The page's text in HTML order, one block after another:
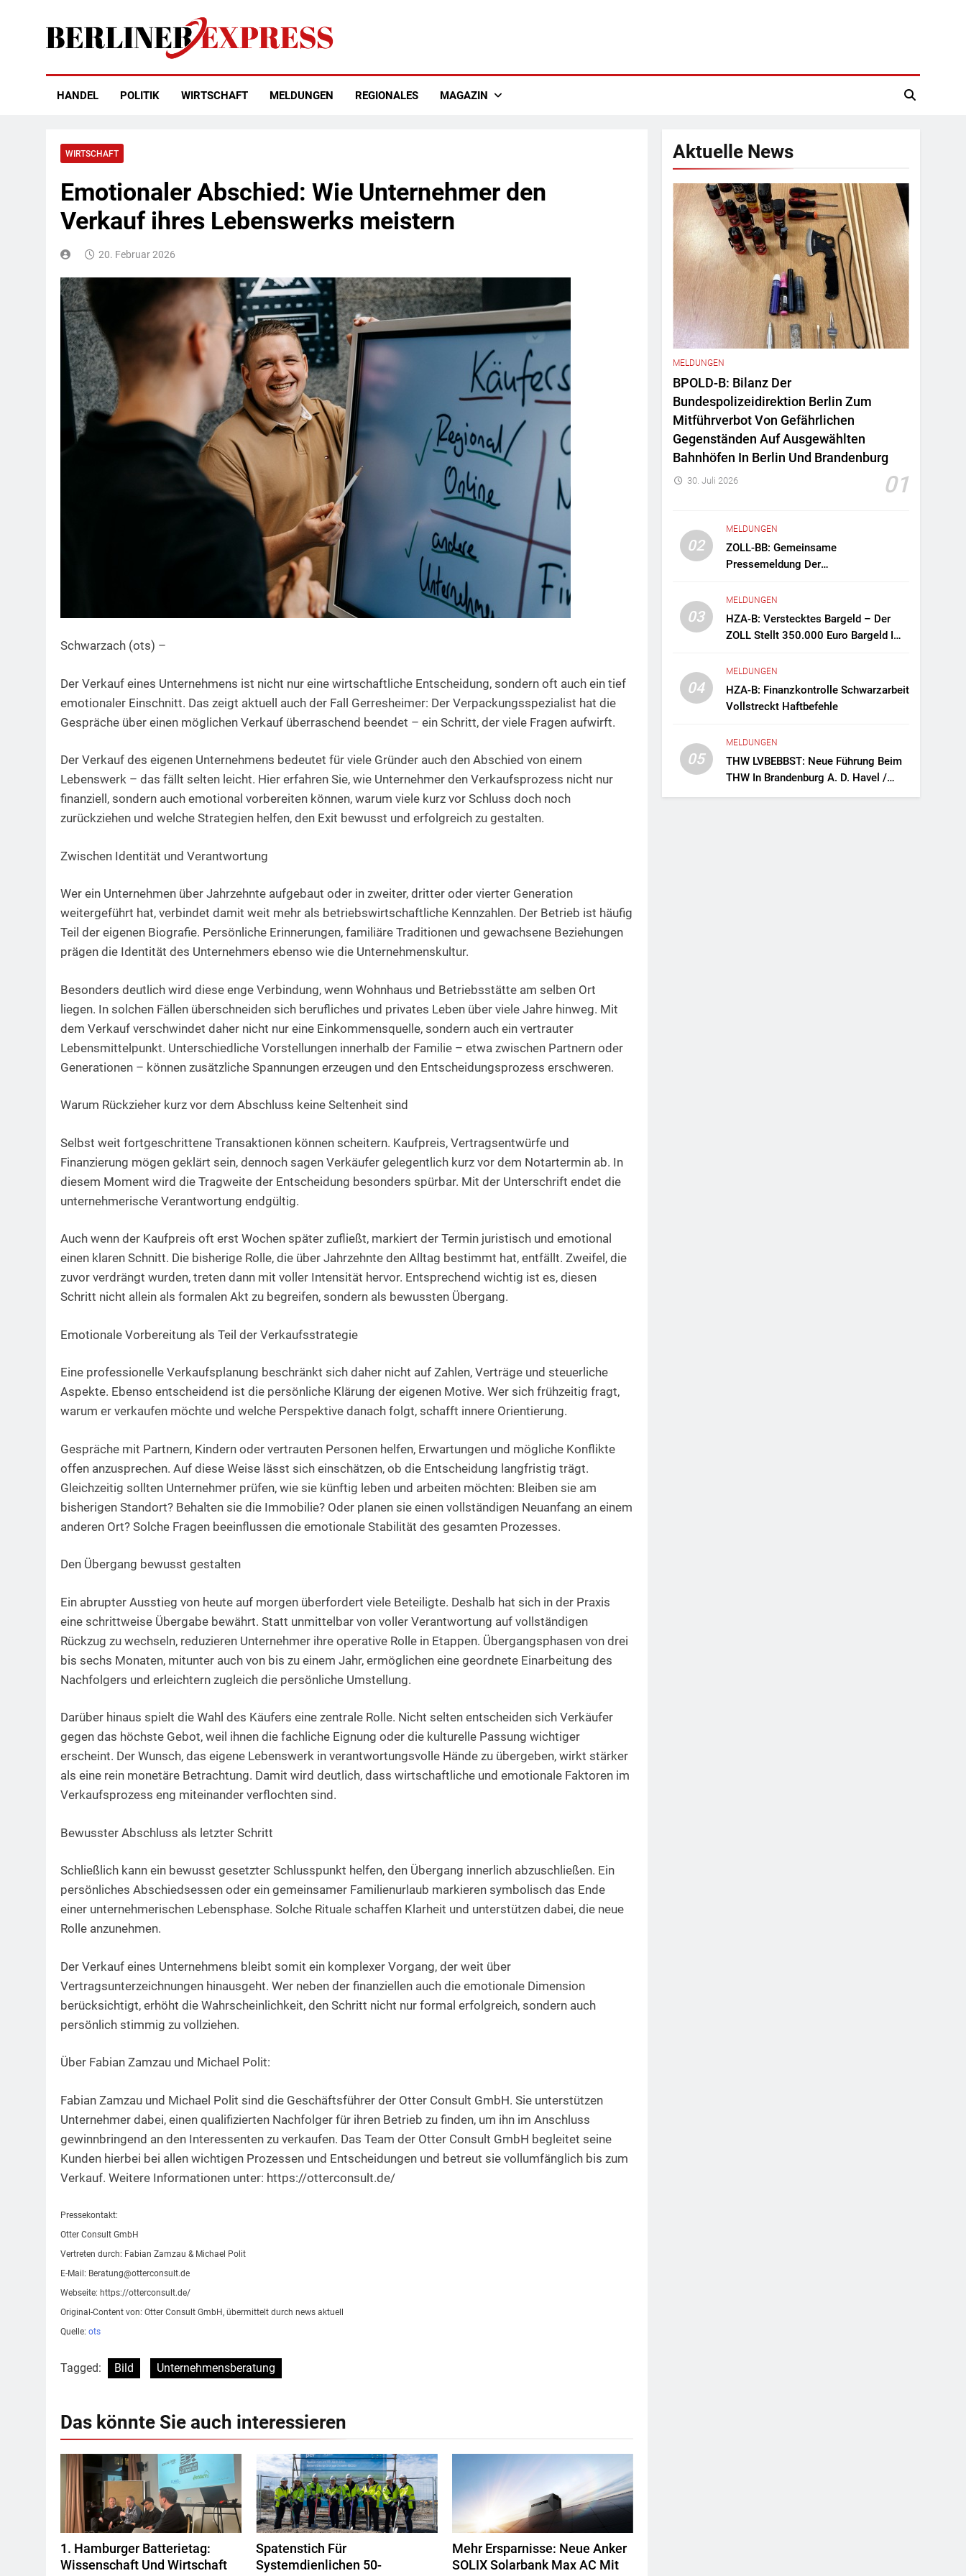
Berliner Express
HANDEL POLITIK WIRTSCHAFT MELDUNGEN REGIONALES MAGAZIN
WIRTSCHAFT
Emotionaler Abschied: Wie Unternehmer den
Verkauf ihres Lebenswerks meistern
20. Februar 2026
Schwarzach (ots) –
Der Verkauf eines Unternehmens ist nicht nur eine wirtschaftliche Entscheidung, sondern oft auch ein tief
emotionaler Einschnitt. Das zeigt aktuell auch der Fall Gerresheimer: Der Verpackungsspezialist hat die
Gespräche über einen möglichen Verkauf überraschend beendet – ein Schritt, der viele Fragen aufwirft.
Der Verkauf des eigenen Unternehmens bedeutet für viele Gründer auch den Abschied von einem
Lebenswerk – das fällt selten leicht. Hier erfahren Sie, wie Unternehmer den Verkaufsprozess nicht nur
finanziell, sondern auch emotional vorbereiten können, warum viele kurz vor Schluss doch noch
zurückziehen und welche Strategien helfen, den Exit bewusst und erfolgreich zu gestalten.
Zwischen Identität und Verantwortung
Wer ein Unternehmen über Jahrzehnte aufgebaut oder in zweiter, dritter oder vierter Generation
weitergeführt hat, verbindet damit weit mehr als betriebswirtschaftliche Kennzahlen. Der Betrieb ist häufig
Teil der eigenen Biografie. Persönliche Erinnerungen, familiäre Traditionen und gewachsene Beziehungen
prägen die Identität des Unternehmers ebenso wie die Unternehmenskultur.
Besonders deutlich wird diese enge Verbindung, wenn Wohnhaus und Betriebsstätte am selben Ort
liegen. In solchen Fällen überschneiden sich berufliches und privates Leben über viele Jahre hinweg. Mit
dem Verkauf verschwindet daher nicht nur eine Einkommensquelle, sondern auch ein vertrauter
Lebensmittelpunkt. Unterschiedliche Vorstellungen innerhalb der Familie – etwa zwischen Partnern oder
Generationen – können zusätzliche Spannungen erzeugen und den Entscheidungsprozess erschweren.
Warum Rückzieher kurz vor dem Abschluss keine Seltenheit sind
Selbst weit fortgeschrittene Transaktionen können scheitern. Kaufpreis, Vertragsentwürfe und
Finanzierung mögen geklärt sein, dennoch sagen Verkäufer gelegentlich kurz vor dem Notartermin ab. In
diesem Moment wird die Tragweite der Entscheidung besonders spürbar. Mit der Unterschrift endet die
unternehmerische Verantwortung endgültig.
Auch wenn der Kaufpreis oft erst Wochen später zufließt, markiert der Termin juristisch und emotional
einen klaren Schnitt. Die bisherige Rolle, die über Jahrzehnte den Alltag bestimmt hat, entfällt. Zweifel, die
zuvor verdrängt wurden, treten dann mit voller Intensität hervor. Entsprechend wichtig ist es, diesen
Schritt nicht allein als formalen Akt zu begreifen, sondern als bewussten Übergang.
Emotionale Vorbereitung als Teil der Verkaufsstrategie
Eine professionelle Verkaufsplanung beschränkt sich daher nicht auf Zahlen, Verträge und steuerliche
Aspekte. Ebenso entscheidend ist die persönliche Klärung der eigenen Motive. Wer sich frühzeitig fragt,
warum er verkaufen möchte und welche Perspektive danach folgt, schafft innere Orientierung.
Gespräche mit Partnern, Kindern oder vertrauten Personen helfen, Erwartungen und mögliche Konflikte
offen anzusprechen. Auf diese Weise lässt sich einschätzen, ob die Entscheidung langfristig trägt.
Gleichzeitig sollten Unternehmer prüfen, wie sie künftig leben und arbeiten möchten: Bleiben sie am
bisherigen Standort? Behalten sie die Immobilie? Oder planen sie einen vollständigen Neuanfang an einem
anderen Ort? Solche Fragen beeinflussen die emotionale Stabilität des gesamten Prozesses.
Den Übergang bewusst gestalten
Ein abrupter Ausstieg von heute auf morgen überfordert viele Beteiligte. Deshalb hat sich in der Praxis
eine schrittweise Übergabe bewährt. Statt unmittelbar von voller Verantwortung auf vollständigen
Rückzug zu wechseln, reduzieren Unternehmer ihre operative Rolle in Etappen. Übergangsphasen von drei
bis sechs Monaten, mitunter auch von bis zu einem Jahr, ermöglichen eine geordnete Einarbeitung des
Nachfolgers und erleichtern zugleich die persönliche Umstellung.
Darüber hinaus spielt die Wahl des Käufers eine zentrale Rolle. Nicht selten entscheiden sich Verkäufer
gegen das höchste Gebot, weil ihnen die fachliche Eignung oder die kulturelle Passung wichtiger
erscheint. Der Wunsch, das eigene Lebenswerk in verantwortungsvolle Hände zu übergeben, wirkt stärker
als eine rein monetäre Betrachtung. Damit wird deutlich, dass wirtschaftliche und emotionale Faktoren im
Verkaufsprozess eng miteinander verflochten sind.
Bewusster Abschluss als letzter Schritt
Schließlich kann ein bewusst gesetzter Schlusspunkt helfen, den Übergang innerlich abzuschließen. Ein
persönliches Abschiedsessen oder ein gemeinsamer Familienurlaub markieren symbolisch das Ende
einer unternehmerischen Lebensphase. Solche Rituale schaffen Klarheit und unterstützen dabei, die neue
Rolle anzunehmen.
Der Verkauf eines Unternehmens bleibt somit ein komplexer Vorgang, der weit über
Vertragsunterzeichnungen hinausgeht. Wer neben der finanziellen auch die emotionale Dimension
berücksichtigt, erhöht die Wahrscheinlichkeit, den Schritt nicht nur formal erfolgreich, sondern auch
persönlich stimmig zu vollziehen.
Über Fabian Zamzau und Michael Polit:
Fabian Zamzau und Michael Polit sind die Geschäftsführer der Otter Consult GmbH. Sie unterstützen
Unternehmer dabei, einen qualifizierten Nachfolger für ihren Betrieb zu finden, um ihn im Anschluss
gewinnbringend an den Interessenten zu verkaufen. Das Team der Otter Consult GmbH begleitet seine
Kunden hierbei bei allen wichtigen Prozessen und Entscheidungen und betreut sie vollumfänglich bis zum
Verkauf. Weitere Informationen unter: https://otterconsult.de/
Pressekontakt:
Otter Consult GmbH
Vertreten durch: Fabian Zamzau & Michael Polit
E-Mail: Beratung@otterconsult.de
Webseite: https://otterconsult.de/
Original-Content von: Otter Consult GmbH, übermittelt durch news aktuell
Quelle: ots
Tagged: Bild Unternehmensberatung
Das könnte Sie auch interessieren
1. Hamburger Batterietag:
Wissenschaft Und Wirtschaft
Spatenstich Für
Systemdienlichen 50-
Mehr Ersparnisse: Neue Anker
SOLIX Solarbank Max AC Mit
Aktuelle News
MELDUNGEN
BPOLD-B: Bilanz Der
Bundespolizeidirektion Berlin Zum
Mitführverbot Von Gefährlichen
Gegenständen Auf Ausgewählten
Bahnhöfen In Berlin Und Brandenburg
01
30. Juli 2026
02
MELDUNGEN
ZOLL-BB: Gemeinsame
Pressemeldung Der
Zollfahndungsamtes Berlin-
Brandenburg Zollfahndung Hebt
Mutmaßliches Drogenlabor Aus
03
MELDUNGEN
HZA-B: Verstecktes Bargeld – Der
ZOLL Stellt 350.000 Euro Bargeld Im
04
MELDUNGEN
HZA-B: Finanzkontrolle Schwarzarbeit
Vollstreckt Haftbefehle
05
MELDUNGEN
THW LVBEBBST: Neue Führung Beim
THW In Brandenburg A. D. Havel /
Zwei Frauen An Der Spitze Des